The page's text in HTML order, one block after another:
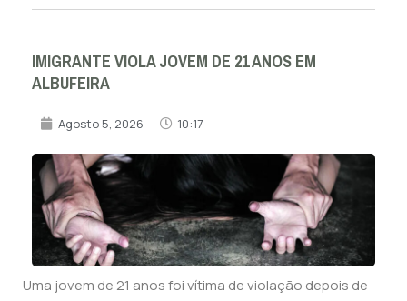
IMIGRANTE VIOLA JOVEM DE 21 ANOS EM
ALBUFEIRA
Agosto 5, 2026 10:17
Uma jovem de 21 anos foi vítima de violação depois de